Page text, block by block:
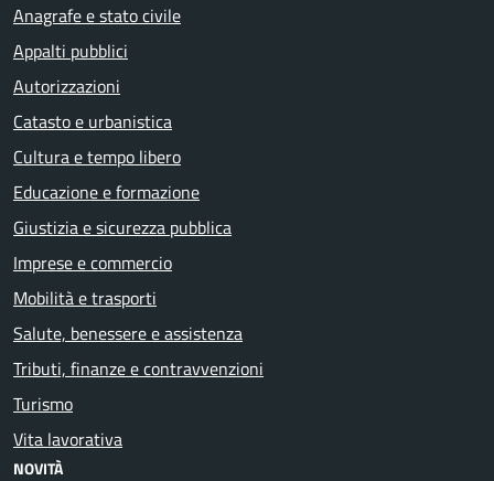
Anagrafe e stato civile
Appalti pubblici
Autorizzazioni
Catasto e urbanistica
Cultura e tempo libero
Educazione e formazione
Giustizia e sicurezza pubblica
Imprese e commercio
Mobilità e trasporti
Salute, benessere e assistenza
Tributi, finanze e contravvenzioni
Turismo
Vita lavorativa
NOVITÀ